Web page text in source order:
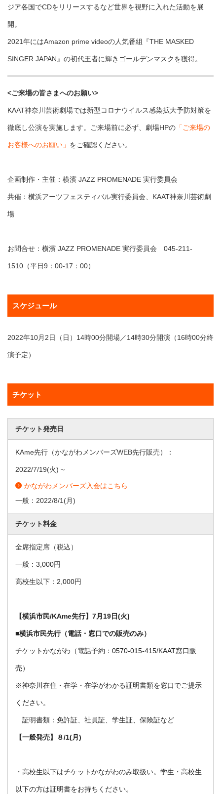
ジア各国でCDをリリースするなど世界を視野に入れた活動を展
開。
2021年にはAmazon prime videoの人気番組『THE MASKED
SINGER JAPAN』の初代王者に輝きゴールデンマスクを獲得。
<ご来場の皆さまへのお願い>
KAAT神奈川芸術劇場では新型コロナウイルス感染拡大予防対策を
徹底し公演を実施します。ご来場前に必ず、劇場HPの 「ご来場の
お客様へのお願い」 をご確認ください。
企画制作・主催：横濱 JAZZ PROMENADE 実行委員会
共催：横浜アーツフェスティバル実行委員会、KAAT神奈川芸術劇
場
お問合せ：横濱 JAZZ PROMENADE 実行委員会 045-211-
1510（平日9：00-17：00）
スケジュール
2022年10月2日（日）14時00分開場／14時30分開演（16時00分終
演予定）
チケット
チケット発売日
KAme先行（かながわメンバーズWEB先行販売）：
2022/7/19(火) ~
かながわメンバーズ入会はこちら
一般： 2022/8/1 (月)
チケット料金
全席指定席（税込）
一般：3,000円
高校生以下：2,000円
【横浜市民/KAme先行】 7月19日(火)
■横浜市民先行（電話・窓口での販売のみ）
チケットかながわ（電話予約：0570-015-415/KAAT窓口販
売）
※神奈川在住・在学・在学がわかる証明書類を窓口でご提示
ください。
証明書類：免許証、社員証、学生証、保険証など
【一般発売】８/1(月)
・高校生以下はチケットかながわのみ取扱い。学生・高校生
以下の方は証明書をお持ちください。